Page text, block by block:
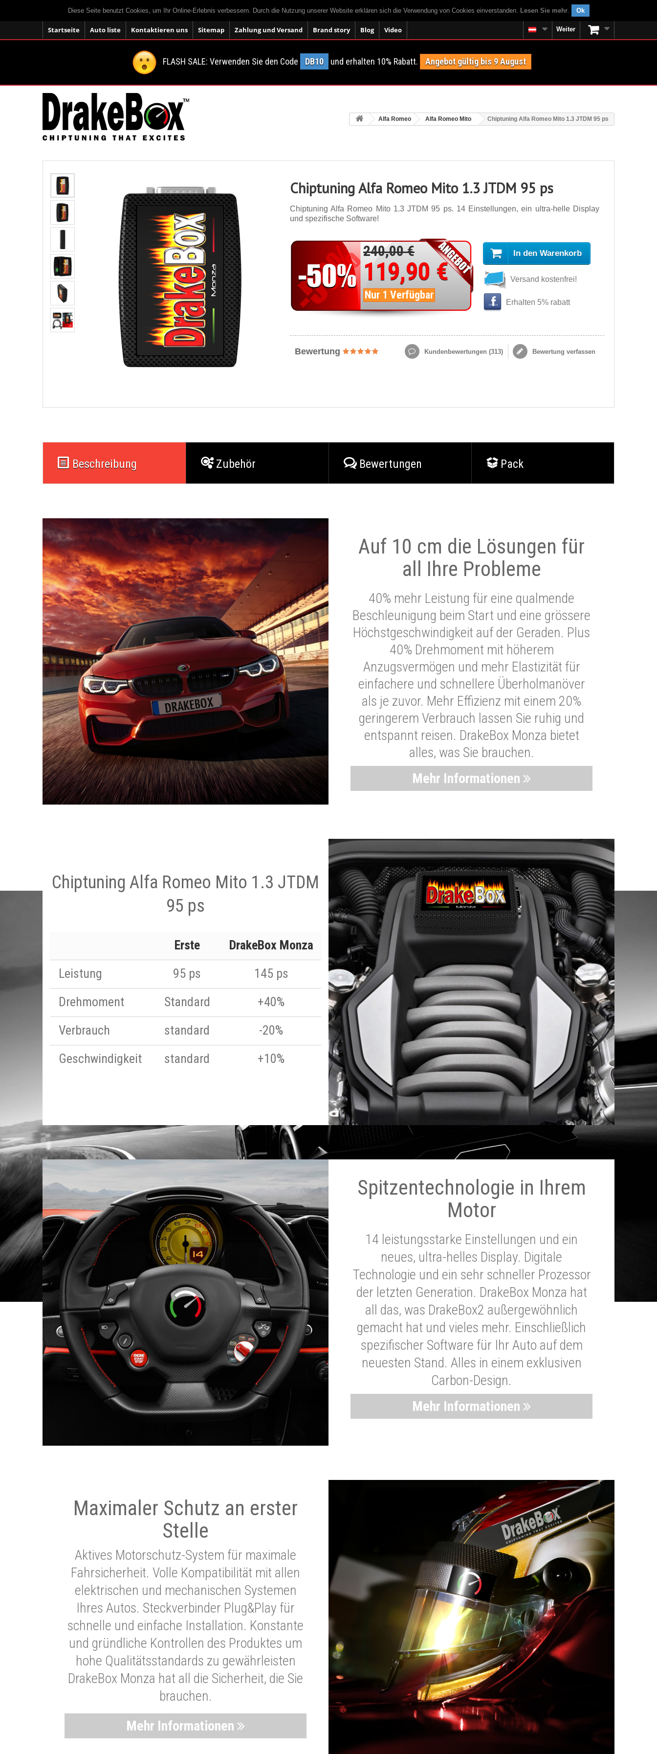
Diese Seite benutzt Cookies, um Ihr Online-Erlebnis verbessern. Durch die Nutzung unserer Website erklären sich die Verwendung von Cookies einverstanden. Lesen Sie mehr. Ok
Startseite Auto liste Kontaktieren uns Sitemap Zahlung und Versand Brand story Blog Video Weiter
FLASH SALE: Verwenden Sie den Code DB10 und erhalten 10% Rabatt. Angebot gültig bis 9 August
Alfa Romeo Alfa Romeo Mito Chiptuning Alfa Romeo Mito 1.3 JTDM 95 ps
Chiptuning Alfa Romeo Mito 1.3 JTDM 95 ps
Chiptuning Alfa Romeo Mito 1.3 JTDM 95 ps. 14 Einstellungen, ein ultra-helle Display
und spezifische Software!
240,00 €
119,90 €
Nur 1 Verfügbar
In den Warenkorb
Versand kostenfrei!
Erhalten 5% rabatt
Bewertung Kundenbewertungen (313) Bewertung verfassen
Beschreibung Zubehör Bewertungen Pack
Auf 10 cm die Lösungen für
all Ihre Probleme
40% mehr Leistung für eine qualmende
Beschleunigung beim Start und eine grössere
Höchstgeschwindigkeit auf der Geraden. Plus
40% Drehmoment mit höherem
Anzugsvermögen und mehr Elastizität für
einfachere und schnellere Überholmanöver
als je zuvor. Mehr Effizienz mit einem 20%
geringerem Verbrauch lassen Sie ruhig und
entspannt reisen. DrakeBox Monza bietet
alles, was Sie brauchen.
Mehr Informationen
Chiptuning Alfa Romeo Mito 1.3 JTDM
95 ps
Erste
DrakeBox Monza
Leistung
95 ps
145 ps
Drehmoment
Standard
+40%
Verbrauch
standard
-20%
Geschwindigkeit
standard +10%
Spitzentechnologie in Ihrem
Motor
14 leistungsstarke Einstellungen und ein
neues, ultra-helles Display. Digitale
Technologie und ein sehr schneller Prozessor
der letzten Generation. DrakeBox Monza hat
all das, was DrakeBox2 außergewöhnlich
gemacht hat und vieles mehr. Einschließlich
spezifischer Software für Ihr Auto auf dem
neuesten Stand. Alles in einem exklusiven
Carbon-Design.
Mehr Informationen
Maximaler Schutz an erster
Stelle
Aktives Motorschutz-System für maximale
Fahrsicherheit. Volle Kompatibilität mit allen
elektrischen und mechanischen Systemen
Ihres Autos. Steckverbinder Plug&Play für
schnelle und einfache Installation. Konstante
und gründliche Kontrollen des Produktes um
hohe Qualitätsstandards zu gewährleisten
DrakeBox Monza hat all die Sicherheit, die Sie
brauchen.
Mehr Informationen